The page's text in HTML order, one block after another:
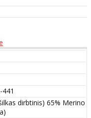
441
dirbtinis) 65% Merino